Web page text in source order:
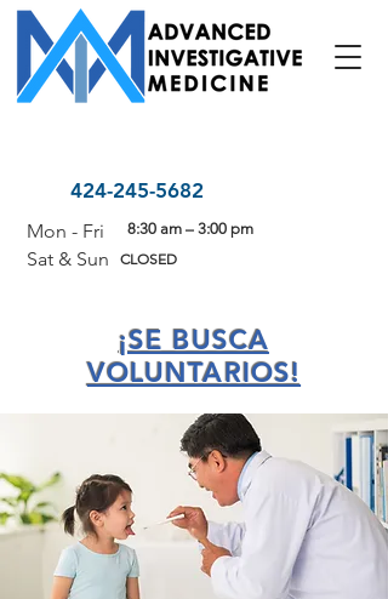
424-245-5682
Mon - Fri
Sat & Sun
8:30 am – 3:00 pm
CLOSED
¡SE BUSCA
VOLUNTARIOS!